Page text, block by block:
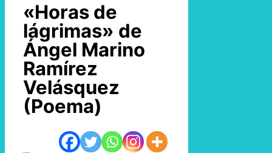
«Horas de
lágrimas» de
Ángel Marino
Ramírez
Velásquez
(Poema)